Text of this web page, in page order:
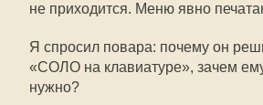
не приходится. Меню явно
Я спросил повара: почему он
«СОЛО на клавиатуре», зачем
нужно?